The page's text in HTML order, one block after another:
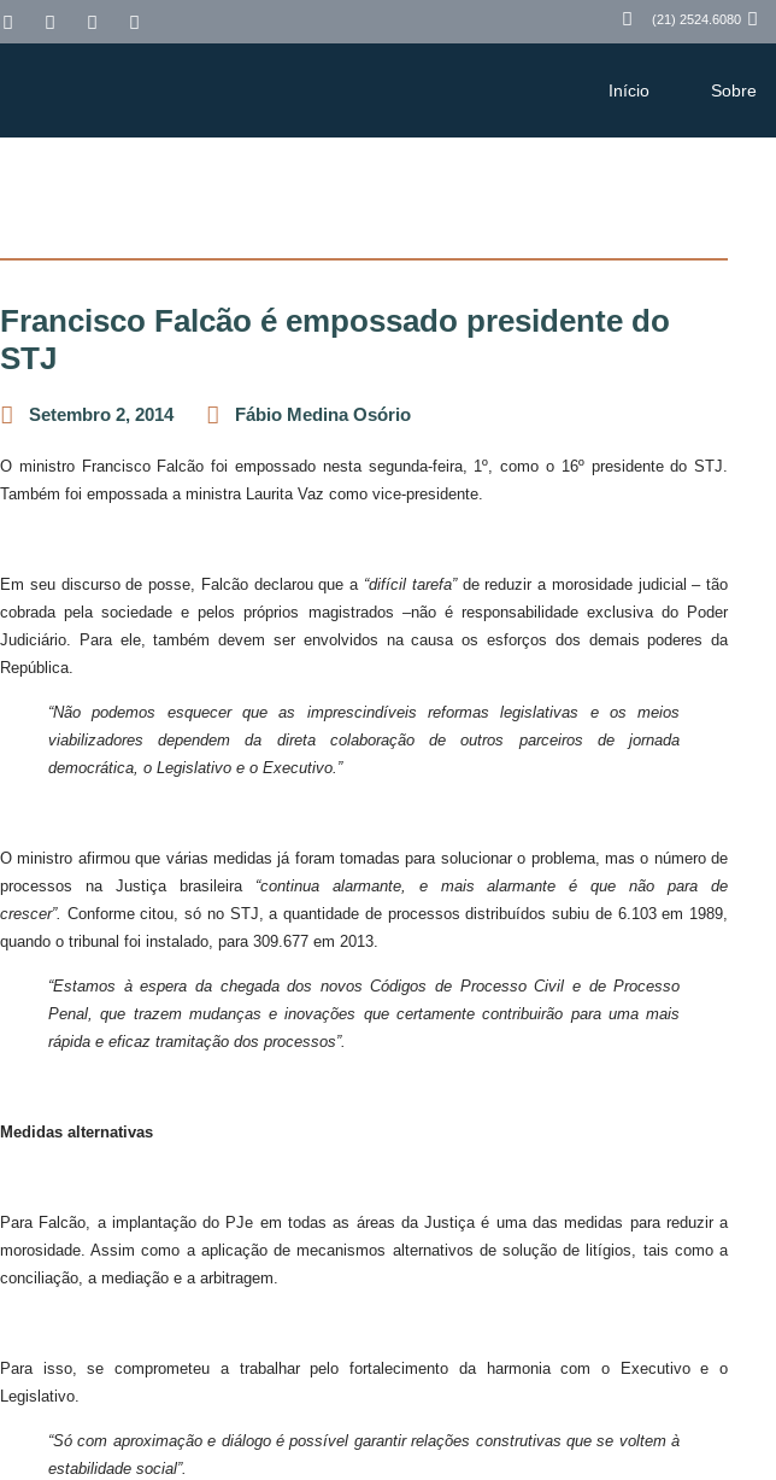
(21) 2524.6080
Início Sobre
Francisco Falcão é empossado presidente do
STJ
Setembro 2, 2014 Fábio Medina Osório
O ministro Francisco Falcão foi empossado nesta segunda-feira, 1º, como o 16º presidente do STJ.
Também foi empossada a ministra Laurita Vaz como vice-presidente.
Em seu discurso de posse, Falcão declarou que a “difícil tarefa”de reduzir a morosidade judicial – tão
cobrada pela sociedade e pelos próprios magistrados –não é responsabilidade exclusiva do Poder
Judiciário. Para ele, também devem ser envolvidos na causa os esforços dos demais poderes da
República.
“Não podemos esquecer que as imprescindíveis reformas legislativas e os meios
viabilizadores dependem da direta colaboração de outros parceiros de jornada
democrática, o Legislativo e o Executivo.”
O ministro afirmou que várias medidas já foram tomadas para solucionar o problema, mas o número de
processos na Justiça brasileira “continua alarmante, e mais alarmante é que não para de
crescer”. Conforme citou, só no STJ, a quantidade de processos distribuídos subiu de 6.103 em 1989,
quando o tribunal foi instalado, para 309.677 em 2013.
“Estamos à espera da chegada dos novos Códigos de Processo Civil e de Processo
Penal, que trazem mudanças e inovações que certamente contribuirão para uma mais
rápida e eficaz tramitação dos processos”.
Medidas alternativas
Para Falcão, a implantação do PJe em todas as áreas da Justiça é uma das medidas para reduzir a
morosidade. Assim como a aplicação de mecanismos alternativos de solução de litígios, tais como a
conciliação, a mediação e a arbitragem.
Para isso, se comprometeu a trabalhar pelo fortalecimento da harmonia com o Executivo e o
Legislativo.
“Só com aproximação e diálogo é possível garantir relações construtivas que se voltem à
estabilidade social”.